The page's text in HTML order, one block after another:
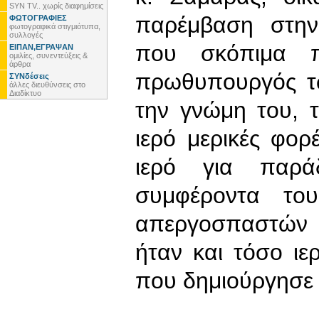
SYN TV.. χωρίς διαφημίσεις
ΦΩΤΟΓΡΑΦΙΕΣ
φωτογραφικά στιγμιότυπα,
συλλογές
ΕΙΠΑΝ,ΕΓΡΑΨΑΝ
ομιλίες, συνεντεύξεις &
άρθρα
ΣΥΝδέσεις
άλλες διευθύνσεις στο
Διαδίκτυο
παρέμβαση
που σκόπιμα
πρωθυπουργός
την γνώμη του,
ιερό μερικές
ιερό για
συμφέροντα
ήταν και τόσο
που